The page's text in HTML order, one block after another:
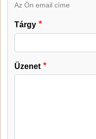
Az Ön email címe
Tárgy
Üzenet